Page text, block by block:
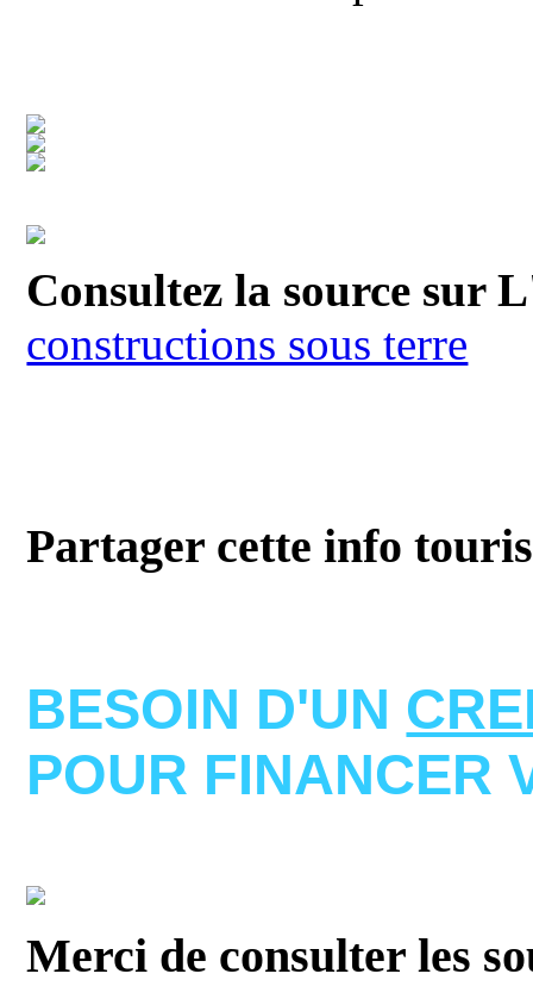
Consultez la source sur
constructions sous terre
Partager cette info
BESOIN D'UN
POUR FINANCER
Merci de consulter les